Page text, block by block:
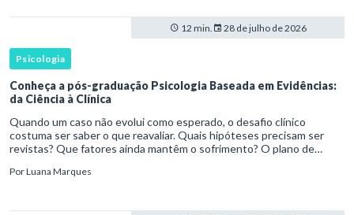
12 min. 28 de julho de 2026
Psicologia
Conheça a pós-graduação Psicologia Baseada em Evidências:
da Ciência à Clínica
Quando um caso não evolui como esperado, o desafio clínico
costuma ser saber o que reavaliar. Quais hipóteses precisam ser
revistas? Que fatores ainda mantêm o sofrimento? O plano de
necessidades d
PorLuana Marques